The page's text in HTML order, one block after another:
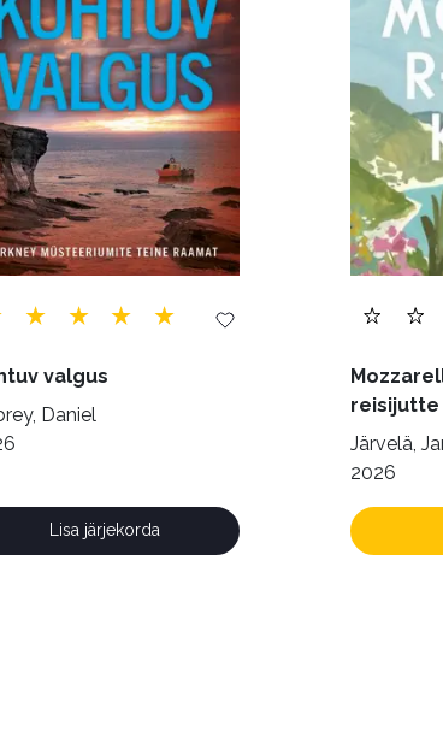
(6) Telekommunikatsioon (9)
Õigus (22)
valgus
Daniel
Lisa järjekorda
reisijutte
Järvelä,
2026